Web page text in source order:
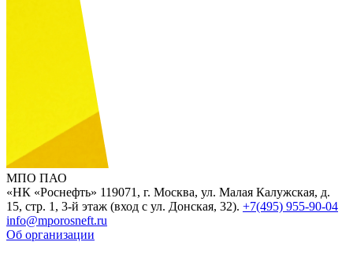
МПО ПАО
«НК «Роснефть» 119071, г. Москва, ул. Малая Калужская, д.
15, стр. 1, 3-й этаж (вход с ул. Донская, 32). +7(495) 955-90-04
info@mporosneft.ru
Об организации